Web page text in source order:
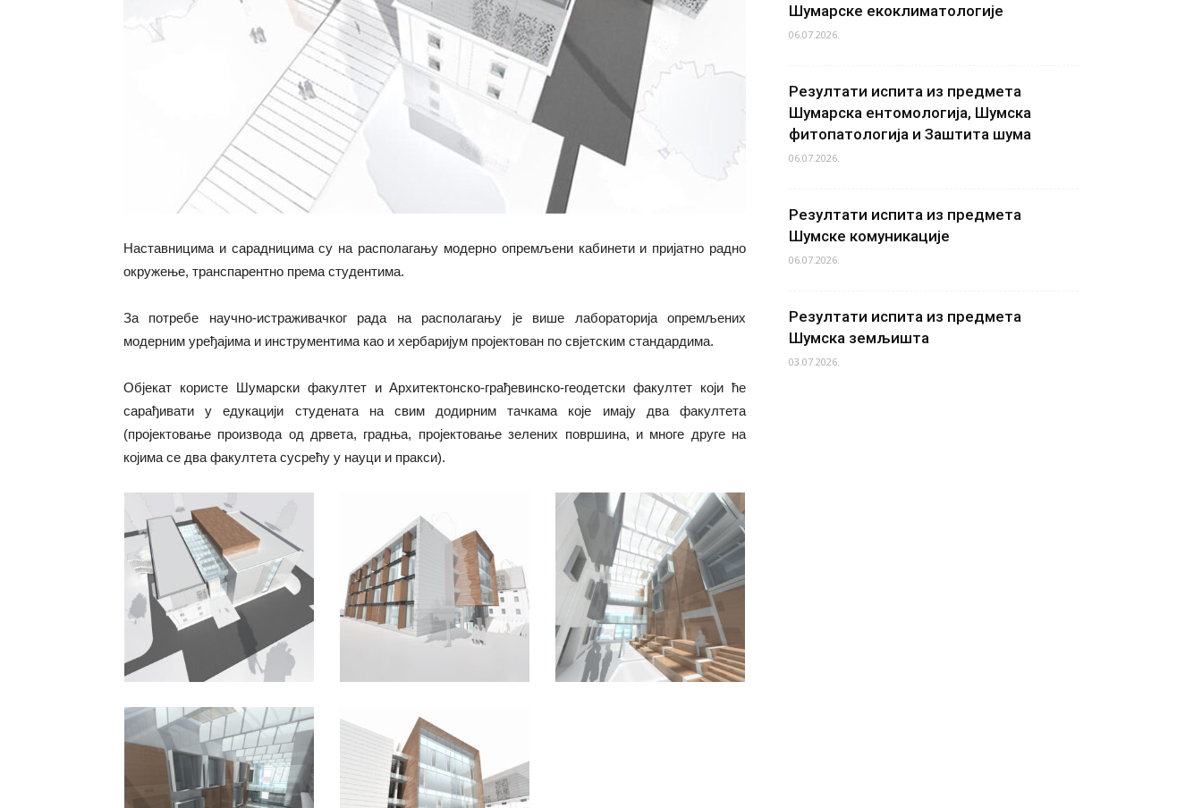
Наставницима и сарадницима су на располагању модерно опремљени кабинети и пријатно радно
окружење, транспарентно према студентима.
За потребе научно-истраживачког рада на располагању је више лабораторија опремљених
модерним уређајима и инструментима као и хербаријум пројектован по свјетским стандардима.
Oбјекат користе Шумарски факултет и Архитектонско-грађевинско-геодетски факултет који ће
сарађивати у едукацији студената на свим додирним тачкама које имају два факултета
(пројектовање производа од дрвета, градња, пројектовање зелених површина, и многе друге на
којима се два факултета сусрећу у науци и пракси).
Шумарске екоклиматологије
06.07.2026.
Резултати испита из предмета
Шумарска ентомологија, Шумска
фитопатологија и Заштита шума
06.07.2026.
Резултати испита из предмета
Шумске комуникације
06.07.2026.
Резултати испита из предмета
Шумска земљишта
03.07.2026.